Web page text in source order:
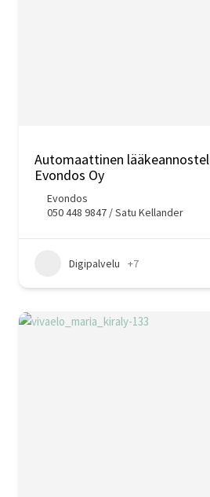
Automaattinen
Evondos Oy
Evondos
050 448 9847 / Satu Kellander
Digipalvelu +7